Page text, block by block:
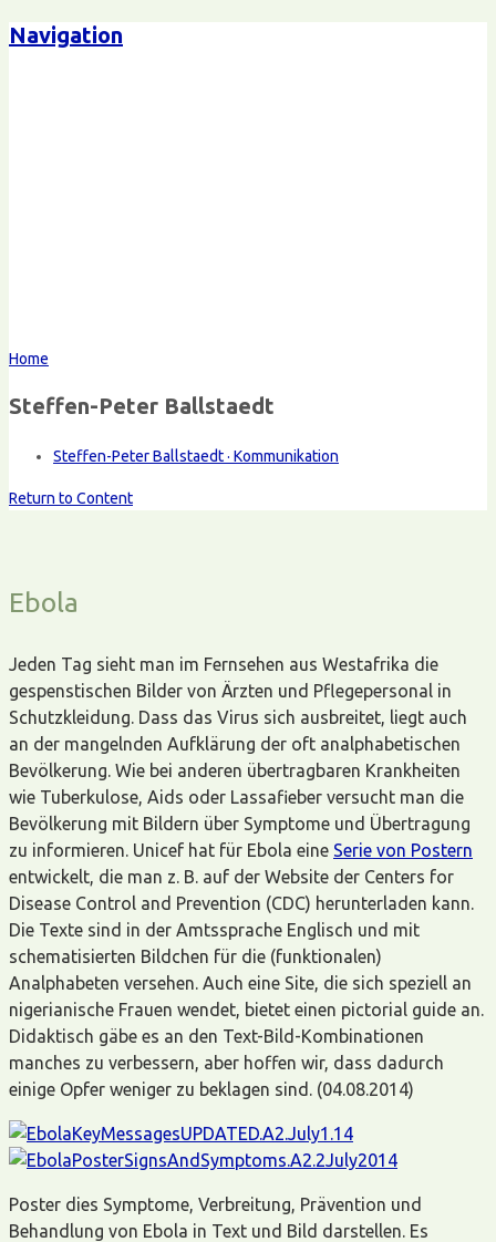
Navigation
Home
Steffen-Peter Ballstaedt
Steffen-Peter Ballstaedt · Kommunikation
Return to Content
Ebola
Jeden Tag sieht man im Fernsehen aus Westafrika die
gespenstischen Bilder von Ärzten und Pflegepersonal in
Schutzkleidung. Dass das Virus sich ausbreitet, liegt auch
an der mangelnden Aufklärung der oft analphabetischen
Bevölkerung. Wie bei anderen übertragbaren Krankheiten
wie Tuberkulose, Aids oder Lassafieber versucht man die
Bevölkerung mit Bildern über Symptome und Übertragung
zu informieren. Unicef hat für Ebola eine Serie von Postern
entwickelt, die man z. B. auf der Website der Centers for
Disease Control and Prevention (CDC) herunterladen kann.
Die Texte sind in der Amtssprache Englisch und mit
schematisierten Bildchen für die (funktionalen)
Analphabeten versehen. Auch eine Site, die sich speziell an
nigerianische Frauen wendet, bietet einen pictorial guide an.
Didaktisch gäbe es an den Text-Bild-Kombinationen
manches zu verbessern, aber hoffen wir, dass dadurch
einige Opfer weniger zu beklagen sind. (04.08.2014)
Poster dies Symptome, Verbreitung, Prävention und
Behandlung von Ebola in Text und Bild darstellen. Es